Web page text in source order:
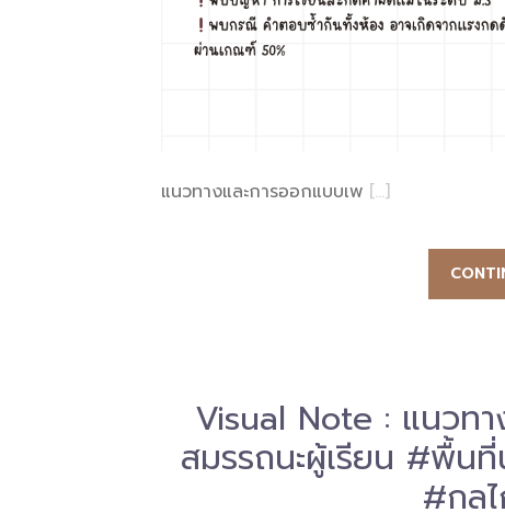
แนวทางและการออกแบบเพ […]
Visual Note : แนวท
สมรรถนะผู้เรียน #พื้น
#กล